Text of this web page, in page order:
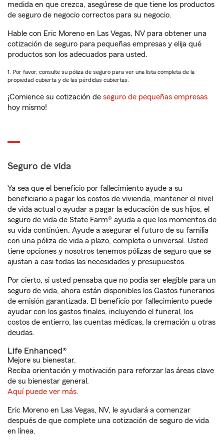
medida en que crezca, asegúrese de que tiene los productos
de seguro de negocio correctos para su negocio.
Hable con Eric Moreno en Las Vegas, NV para obtener una
cotización de seguro para pequeñas empresas y elija qué
productos son los adecuados para usted.
1. Por favor, consulte su póliza de seguro para ver una lista completa de la
propiedad cubierta y de las pérdidas cubiertas.
¡Comience su cotización de seguro de pequeñas empresas
hoy mismo!
Seguro de vida
Ya sea que el beneficio por fallecimiento ayude a su
beneficiario a pagar los costos de vivienda, mantener el nivel
de vida actual o ayudar a pagar la educación de sus hijos, el
seguro de vida de State Farm® ayuda a que los momentos de
su vida continúen. Ayude a asegurar el futuro de su familia
con una póliza de vida a plazo, completa o universal. Usted
tiene opciones y nosotros tenemos pólizas de seguro que se
ajustan a casi todas las necesidades y presupuestos.
Por cierto, si usted pensaba que no podía ser elegible para un
seguro de vida, ahora están disponibles los Gastos funerarios
de emisión garantizada. El beneficio por fallecimiento puede
ayudar con los gastos finales, incluyendo el funeral, los
costos de entierro, las cuentas médicas, la cremación u otras
deudas.
Life Enhanced®
Mejore su bienestar.
Reciba orientación y motivación para reforzar las áreas clave
de su bienestar general.
Aquí puede ver más.
Eric Moreno en Las Vegas, NV, le ayudará a comenzar
después de que complete una cotización de seguro de vida
en línea.